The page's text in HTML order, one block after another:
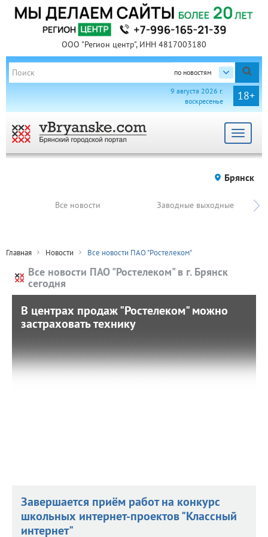
ООО "Регион центр", ИНН 4817003180
по новостям
18+
9 августа 2026 г.
воскресенье
Toggle
Брянск
Все новости Заводные выходные
Главная Новости Все новости ПАО "Ростелеком"
Все новости ПАО "Ростелеком" в г. Брянск
сегодня
В центрах продаж "Ростелеком" можно
застраховать технику
В центрах продаж "Ростелеком" можно
застраховать технику
В центрах продаж и обслуживания "Ростелекома" можно
застраховать домашнее оборудование для
пользователей услуг связи.
Завершается приём работ на конкурс
школьных интернет-проектов "Классный
интернет"